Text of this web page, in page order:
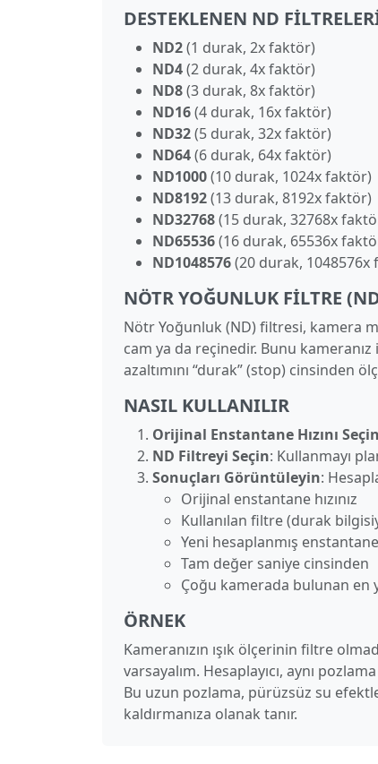
DESTEKLENEN ND
ND2(1 durak, 2x faktör)
ND4(2 durak, 4x faktör)
ND8(3 durak, 8x faktör)
ND16(4 durak, 16x faktör)
ND32(5 durak, 32x faktör)
ND64(6 durak, 64x faktör)
ND1000(10 durak, 1024x faktör)
ND8192(13 durak, 8192x faktör)
ND32768(15 durak, 32768x
ND65536(16 durak, 65536x
ND1048576(20 durak, 1048576x
NÖTR YOĞUNLUK FILTRE
Nötr Yoğunluk (ND) filtresi, kamera
cam ya da reçinedir. Bunu
azaltımını “durak” (stop) cinsinden
NASIL KULLANILIR
Orijinal Enstantane Hızını Seçin
ND Filtreyi Seçin: Kullanmayı
Sonuçları Görüntüleyin:
Orijinal enstantane hızınız
Kullanılan filtre (durak
Yeni hesaplanmış
Tam değer saniye cinsinden
Çoğu kamerada bulunan en
ÖRNEK
Kameranızın ışık ölçerinin filtre
varsayalım. Hesaplayıcı, aynı
Bu uzun pozlama, pürüzsüz su
kaldırmanıza olanak tanır.